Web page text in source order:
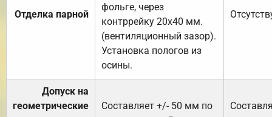
Отделка парной
фольге, через
контррейку 20х40 мм.
(вентиляционный зазор).
Установка пологов из
осины.
Допуск на
геометрические
Составляет +/- 50 мм по